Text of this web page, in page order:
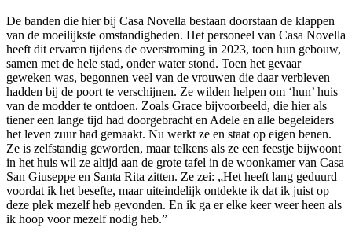
De banden die hier bij Casa Novella bestaan doorstaan de klappen
van de moeilijkste omstandigheden. Het personeel van Casa Novella
heeft dit ervaren tijdens de overstroming in 2023, toen hun gebouw,
samen met de hele stad, onder water stond. Toen het gevaar
geweken was, begonnen veel van de vrouwen die daar verbleven
hadden bij de poort te verschijnen. Ze wilden helpen om ‘hun’ huis
van de modder te ontdoen. Zoals Grace bijvoorbeeld, die hier als
tiener een lange tijd had doorgebracht en Adele en alle begeleiders
het leven zuur had gemaakt. Nu werkt ze en staat op eigen benen.
Ze is zelfstandig geworden, maar telkens als ze een feestje bijwoont
in het huis wil ze altijd aan de grote tafel in de woonkamer van Casa
San Giuseppe en Santa Rita zitten. Ze zei: „Het heeft lang geduurd
voordat ik het besefte, maar uiteindelijk ontdekte ik dat ik juist op
deze plek mezelf heb gevonden. En ik ga er elke keer weer heen als
ik hoop voor mezelf nodig heb.”